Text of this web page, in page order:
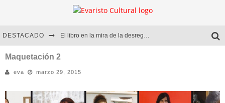
DESTACADO El libro en la mira de la desregulación
Diego Meret | Hotel Acapulco
Alejandra Correa | La nieve
Maquetación 2
eva marzo 29, 2015